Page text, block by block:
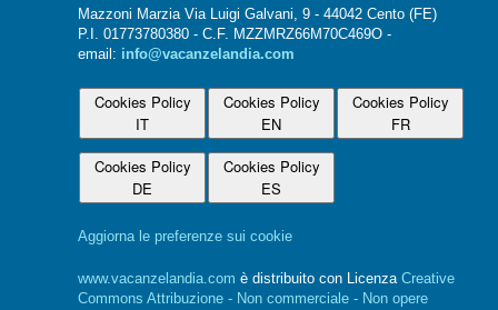
Mazzoni Marzia Via Luigi Galvani, 9 - 44042 Cento (FE)
P.I. 01773780380 - C.F. MZZMRZ66M70C469O -
email: info@vacanzelandia.com
Cookies Policy
IT
Cookies Policy
EN
Cookies Policy
FR
Cookies Policy
DE
Cookies Policy
ES
Aggiorna le preferenze sui cookie
www.vacanzelandia.com è distribuito con Licenza Creative
Commons Attribuzione - Non commerciale - Non opere